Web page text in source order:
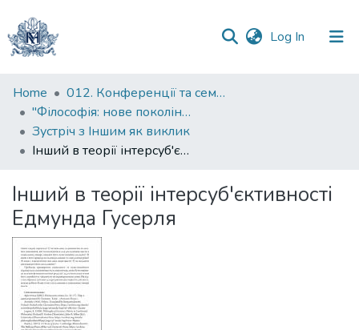
Log In (current)
Communities
&
Collections
Statistics
Home
012. Конференції та семінари НаУКМА
"Філософія: нове покоління" : міжнародна наукова конференція
Зустріч з Іншим як виклик
Інший в теорії інтерсуб'єктивності Едмунда Гусерля
Інший в теорії інтерсуб'єктивності
Едмунда Гусерля